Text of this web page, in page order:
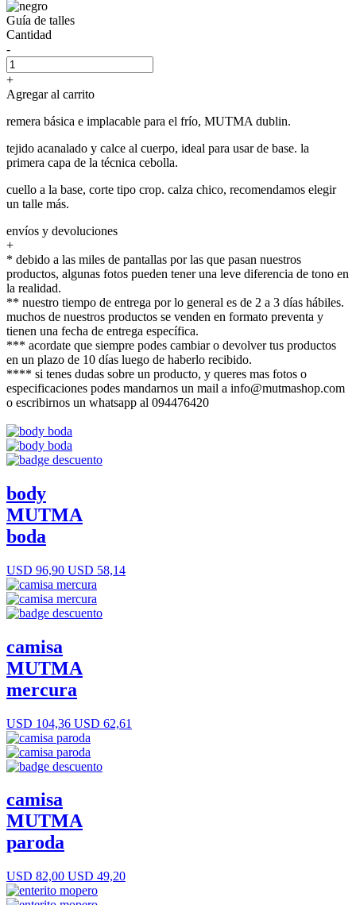
Guía de talles
Cantidad
-
+
Agregar al carrito
remera básica e implacable para el frío, MUTMA dublin.
tejido acanalado y calce al cuerpo, ideal para usar de base. la
primera capa de la técnica cebolla.
cuello a la base, corte tipo crop. calza chico, recomendamos elegir
un talle más.
envíos y devoluciones
+
* debido a las miles de pantallas por las que pasan nuestros
productos, algunas fotos pueden tener una leve diferencia de tono en
la realidad.
** nuestro tiempo de entrega por lo general es de 2 a 3 días hábiles.
muchos de nuestros productos se venden en formato preventa y
tienen una fecha de entrega específica.
*** acordate que siempre podes cambiar o devolver tus productos
en un plazo de 10 días luego de haberlo recibido.
**** si tenes dudas sobre un producto, y queres mas fotos o
especificaciones podes mandarnos un mail a info@mutmashop.com
o escribirnos un whatsapp al 094476420
body
MUTMA
boda
USD 96,90 USD 58,14
camisa
MUTMA
mercura
USD 104,36 USD 62,61
camisa
MUTMA
paroda
USD 82,00 USD 49,20